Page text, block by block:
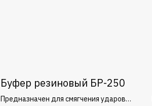
Буфер резиновый БР-250
Предназначен для смягчения ударов и